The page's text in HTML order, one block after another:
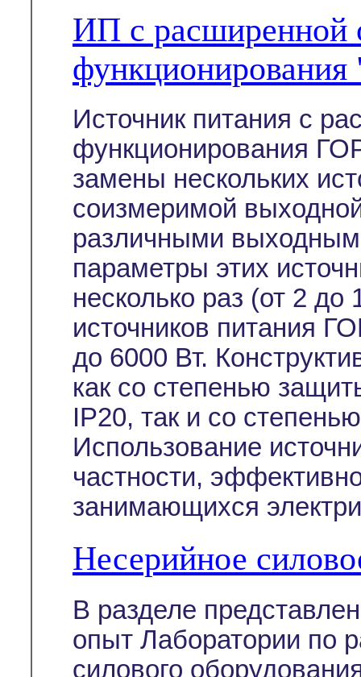
ИП с расширенной
Источник питания с
функционирования
замены нескольких
соизмеримой
различными
параметры этих
несколько раз (от 2
источников питания
до 6000 Вт.
как со степенью
IP20, так и со
Использование
частности,
занимающихся
Несерийное
В разделе
опыт Лаборатории по
силового